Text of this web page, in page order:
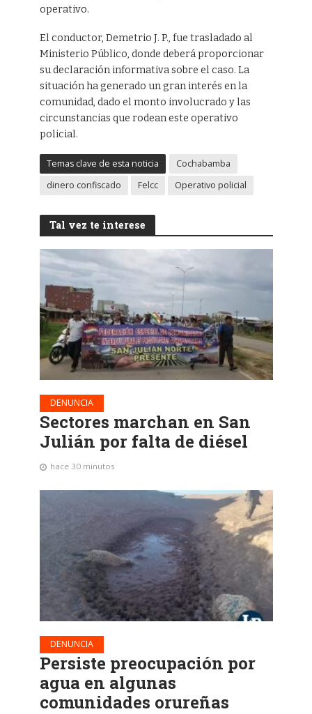
operativo.
El conductor, Demetrio J. P., fue trasladado al
Ministerio Público, donde deberá proporcionar
su declaración informativa sobre el caso. La
situación ha generado un gran interés en la
comunidad, dado el monto involucrado y las
circunstancias que rodean este operativo
policial.
Temas clave de esta noticia
Cochabamba
dinero confiscado
Felcc Operativo policial
Tal vez te interese
DENUNCIA
Sectores marchan en San
Julián por falta de diésel
hace 30 minutos
DENUNCIA
Persiste preocupación por
agua en algunas
comunidades orureñas